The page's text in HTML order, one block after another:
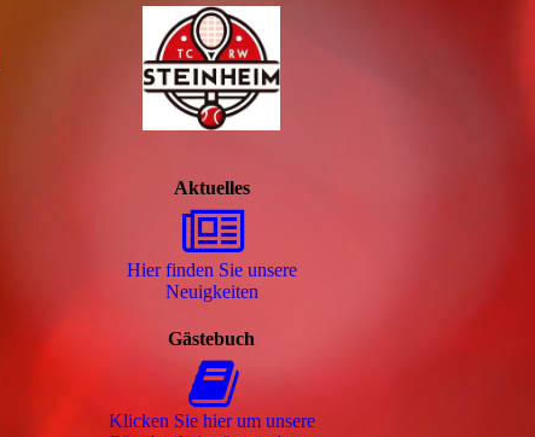
Aktuelles
Hier finden Sie unsere
Neuigkeiten
Gästebuch
Klicken Sie hier um unsere